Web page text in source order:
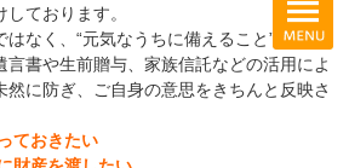
ております。
なく、“元気なうちに備えること”が円満
言書や生前贈与、家族信託などの活用によ
然に防ぎ、ご自身の意思をきちんと反映さ
ておきたい